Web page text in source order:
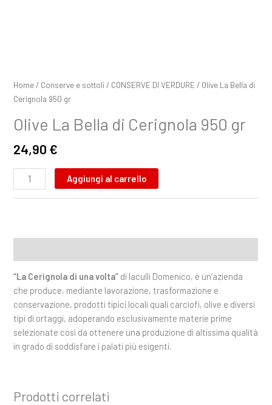
Home / Conserve e sottoli / CONSERVE DI VERDURE / Olive La Bella di
Cerignola 950 gr
Olive La Bella di Cerignola 950 gr
24,90 €
Aggiungi al carrello
“La Cerignola di una volta” di Iaculli Domenico, è un’azienda
che produce, mediante lavorazione, trasformazione e
conservazione, prodotti tipici locali quali carciofi, olive e diversi
tipi di ortaggi, adoperando esclusivamente materie prime
selezionate così da ottenere una produzione di altissima qualità
in grado di soddisfare i palati più esigenti.
Prodotti correlati